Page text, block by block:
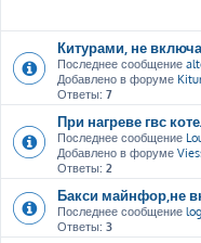
Китурами, не
Последнее сообщение
Добавлено в форуме
Ответы: 7
При нагреве гвс
Последнее сообщение
Добавлено в форуме
Ответы: 2
Бакси майнфор,не
Последнее сообщение
Ответы: 3